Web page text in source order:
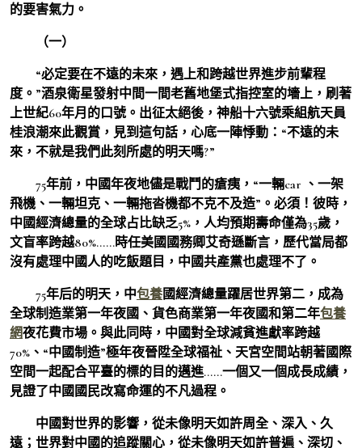
的要害氣力。
（一）
“必定要在不遠的未來，遇上和跨越世界進步前輩程
度。”酒泉衛星發射中間一間老舊地堡式指控室的墻上，刷著
上世紀60年月的口號。出征太絕後，神船十六號乘組航天員
桂浪潮來此觀賞，見到這句話，心底一陣悸動：“不遠的未
來，不就是我們此刻所處的明天嗎?”
75年前，中國年夜地儘是戰鬥的瘡痍，“一輛car 、一架
飛機、一輛坦克、一輛拖沓機都不克不及造”。必須！彼時，
中國經濟總量的全球占比缺乏5%，人均預期壽命僅為35歲，
文盲率跨越80%……時任美國國務卿艾奇遜斷言，歷代當局都
沒有處理中國人的吃飯題目，中國共產黨也處理不了。
75年后的明天，中包養國經濟總量躍居世界第二，成為
全球制造業第一年夜國、貨色商業第一年夜國和第二年包養
網夜花費市場。與此同時，中國對全球減貧進獻率跨越
70%、“中國制造”極年夜晉陞全球福祉、天宮空間站朝著國際
空間一起配合平臺的標的目的邁進……一個又一個成長成績，
見證了中國國民改寫命運的不凡過程。
中國對世界的影響，從未像明天如許周全、深入、久
遠；世界對中國的追蹤關心，從未像明天如許普遍、深切、